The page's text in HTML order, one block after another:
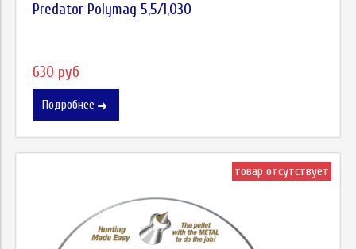
Predator Polymag 5,5/1,030
630 руб
Подробнее
товар отсутствует